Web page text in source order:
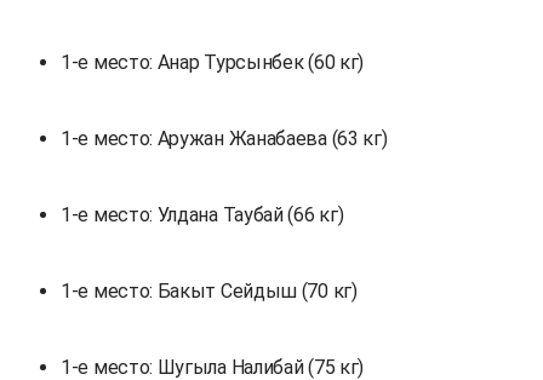
1-е место: Анар Турсынбек (60 кг)
1-е место: Аружан Жанабаева (63 кг)
1-е место: Улдана Таубай (66 кг)
1-е место: Бакыт Сейдыш (70 кг)
1-е место: Шугыла Налибай (75 кг)